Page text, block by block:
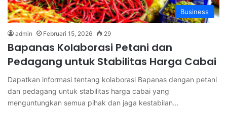
Business
admin Februari 15, 2026 29
Bapanas Kolaborasi Petani dan
Pedagang untuk Stabilitas Harga Cabai
Dapatkan informasi tentang kolaborasi Bapanas dengan petani
dan pedagang untuk stabilitas harga cabai yang
menguntungkan semua pihak dan jaga kestabilan…